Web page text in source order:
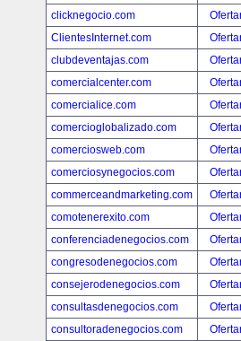
clicknegocio.com
ClientesInternet.com
clubdeventajas.com
comercialcenter.com
comercialice.com
comercioglobalizado.com
comerciosweb.com
comerciosynegocios.com
commerceandmarketing.com
comotenerexito.com
conferenciadenegocios.com
congresodenegocios.com
consejerodenegocios.com
consultasdenegocios.com
consultoradenegocios.com